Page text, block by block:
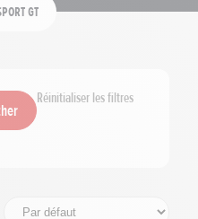
GT
Réinitialiser les filtres